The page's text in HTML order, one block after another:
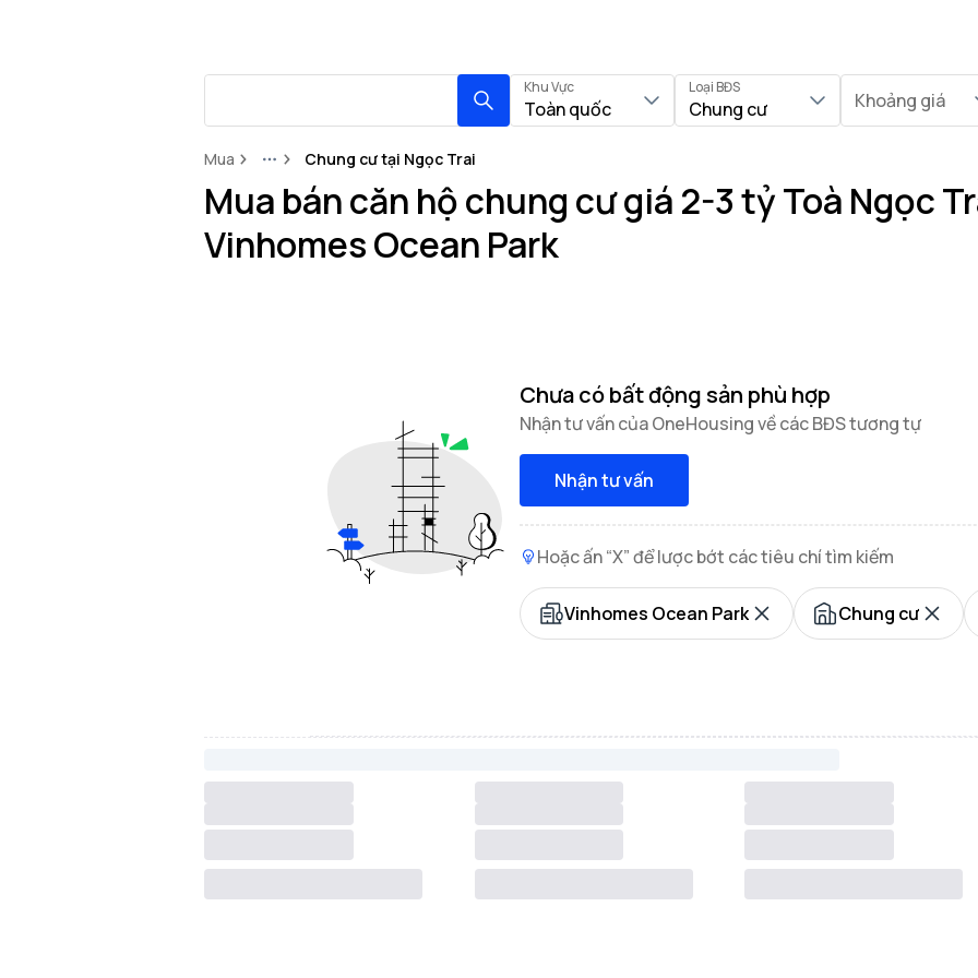
Khu Vực
Toàn quốc
Loại BĐS
Chung cư Khoảng giá
Mua MoreChung cư tại Ngọc Trai
Mua bán căn hộ chung cư giá 2-3 tỷ Toà Ngọc
Vinhomes Ocean Park
Chưa có bất động sản phù hợp
Nhận tư vấn của OneHousing về các BĐS tương tự
Nhận tư vấn
Hoặc ấn “X” để lược bớt các tiêu chí tìm kiếm
Vinhomes Ocean Park Chung cư